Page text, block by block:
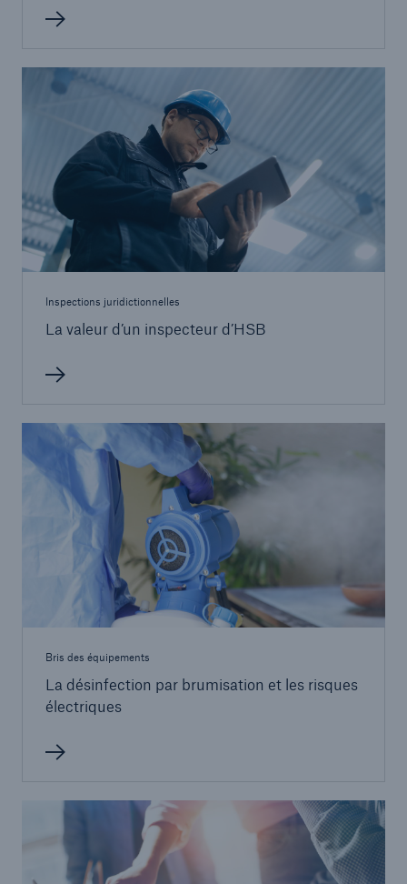
Inspections juridictionnelles
La valeur d’un inspecteur d’HSB
Bris des équipements
La désinfection par brumisation et les risques
électriques